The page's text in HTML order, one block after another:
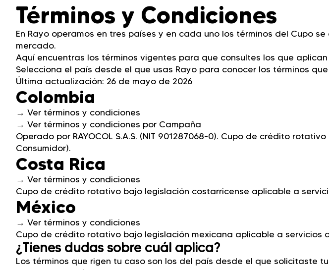
Términos y Condiciones
En Rayo operamos en tres países y en cada uno los términos del Cupo
mercado.
Aquí encuentras los términos vigentes para que consultes los que
Selecciona el país desde el que usas Rayo para conocer los términos
Última actualización: 26 de mayo de 2026
Colombia
→ Ver términos y condiciones
→ Ver términos y condiciones por Campaña
Operado por RAYOCOL S.A.S. (NIT 901287068-0). Cupo de crédito
Consumidor).
Costa Rica
→ Ver términos y condiciones
Cupo de crédito rotativo bajo legislación costarricense aplicable a
México
→ Ver términos y condiciones
Cupo de crédito rotativo bajo legislación mexicana aplicable a servicios
¿Tienes dudas sobre cuál aplica?
Los términos que rigen tu caso son los del país desde el que solicitaste